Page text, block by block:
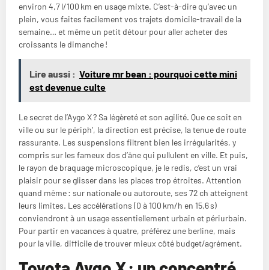
environ 4,7 l/100 km en usage mixte. C’est-à-dire qu’avec un
plein, vous faites facilement vos trajets domicile-travail de la
semaine… et même un petit détour pour aller acheter des
croissants le dimanche !
Lire aussi : Voiture mr bean : pourquoi cette mini
est devenue culte
Le secret de l’Aygo X ? Sa légèreté et son agilité. Que ce soit en
ville ou sur le périph’, la direction est précise, la tenue de route
rassurante. Les suspensions filtrent bien les irrégularités, y
compris sur les fameux dos d’âne qui pullulent en ville. Et puis,
le rayon de braquage microscopique, je le redis, c’est un vrai
plaisir pour se glisser dans les places trop étroites. Attention
quand même : sur nationale ou autoroute, ses 72 ch atteignent
leurs limites. Les accélérations (0 à 100 km/h en 15,6 s)
conviendront à un usage essentiellement urbain et périurbain.
Pour partir en vacances à quatre, préférez une berline, mais
pour la ville, difficile de trouver mieux côté budget/agrément.